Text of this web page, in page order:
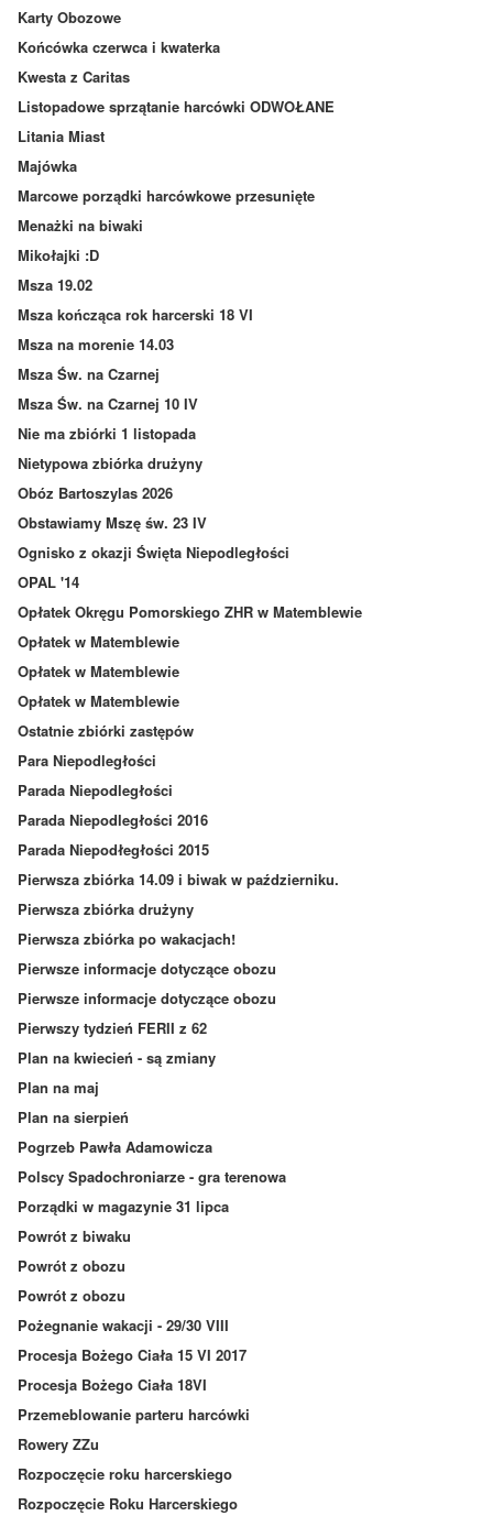
Karty Obozowe
Końcówka czerwca i kwaterka
Kwesta z Caritas
Listopadowe sprzątanie harcówki ODWOŁANE
Litania Miast
Majówka
Marcowe porządki harcówkowe przesunięte
Menażki na biwaki
Mikołajki :D
Msza 19.02
Msza kończąca rok harcerski 18 VI
Msza na morenie 14.03
Msza Św. na Czarnej
Msza Św. na Czarnej 10 IV
Nie ma zbiórki 1 listopada
Nietypowa zbiórka drużyny
Obóz Bartoszylas 2026
Obstawiamy Mszę św. 23 IV
Ognisko z okazji Święta Niepodległości
OPAL '14
Opłatek Okręgu Pomorskiego ZHR w Matemblewie
Opłatek w Matemblewie
Opłatek w Matemblewie
Opłatek w Matemblewie
Ostatnie zbiórki zastępów
Para Niepodległości
Parada Niepodległości
Parada Niepodległości 2016
Parada Niepodłegłości 2015
Pierwsza zbiórka 14.09 i biwak w październiku.
Pierwsza zbiórka drużyny
Pierwsza zbiórka po wakacjach!
Pierwsze informacje dotyczące obozu
Pierwsze informacje dotyczące obozu
Pierwszy tydzień FERII z 62
Plan na kwiecień - są zmiany
Plan na maj
Plan na sierpień
Pogrzeb Pawła Adamowicza
Polscy Spadochroniarze - gra terenowa
Porządki w magazynie 31 lipca
Powrót z biwaku
Powrót z obozu
Powrót z obozu
Pożegnanie wakacji - 29/30 VIII
Procesja Bożego Ciała 15 VI 2017
Procesja Bożego Ciała 18VI
Przemeblowanie parteru harcówki
Rowery ZZu
Rozpoczęcie roku harcerskiego
Rozpoczęcie Roku Harcerskiego